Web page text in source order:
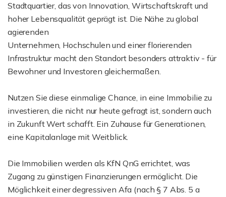
Stadtquartier, das von Innovation, Wirtschaftskraft und
hoher Lebensqualität geprägt ist. Die Nähe zu global
agierenden
Unternehmen, Hochschulen und einer florierenden
Infrastruktur macht den Standort besonders attraktiv - für
Bewohner und Investoren gleichermaßen.
Nutzen Sie diese einmalige Chance, in eine Immobilie zu
investieren, die nicht nur heute gefragt ist, sondern auch
in Zukunft Wert schafft. Ein Zuhause für Generationen,
eine Kapitalanlage mit Weitblick.
Die Immobilien werden als KfN QnG errichtet, was
Zugang zu günstigen Finanzierungen ermöglicht. Die
Möglichkeit einer degressiven Afa (nach § 7 Abs. 5 a